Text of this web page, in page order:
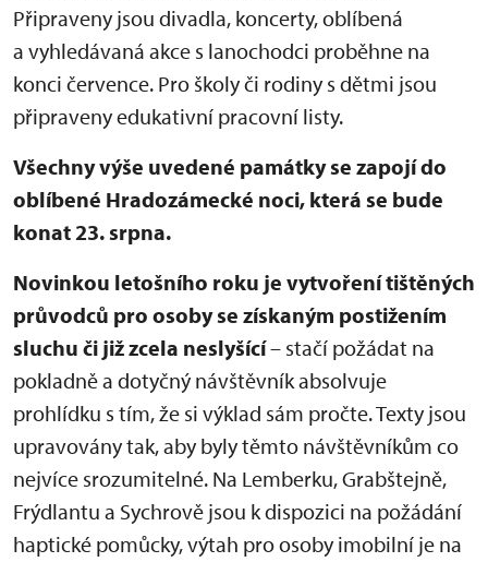
Připraveny jsou divadla, koncerty, oblíbená
a vyhledávaná akce s lanochodci proběhne na
konci července. Pro školy či rodiny s dětmi jsou
připraveny edukativní pracovní listy.
Všechny výše uvedené památky se zapojí do
oblíbené Hradozámecké noci, která se bude
konat 23. srpna.
Novinkou letošního roku je vytvoření tištěných
průvodců pro osoby se získaným postižením
sluchu či již zcela neslyšící– stačí požádat na
pokladně a dotyčný návštěvník absolvuje
prohlídku s tím, že si výklad sám pročte. Texty jsou
upravovány tak, aby byly těmto návštěvníkům co
nejvíce srozumitelné. Na Lemberku, Grabštejně,
Frýdlantu a Sychrově jsou k dispozici na požádání
haptické pomůcky, výtah pro osoby imobilní je na